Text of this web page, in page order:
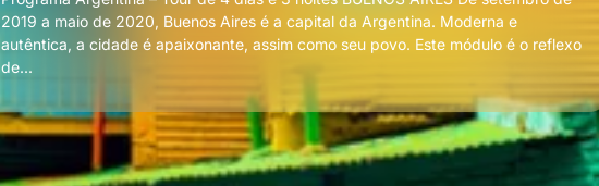
2019 a maio de 2020, Buenos Aires é a capital da Argentina. Moderna e
autêntica, a cidade é apaixonante, assim como seu povo. Este módulo é o reflexo
de...